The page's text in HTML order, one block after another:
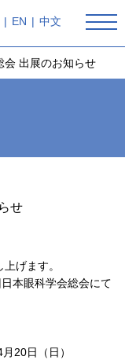
| EN | 中文
会 出展のお知らせ
せ
げます。
本眼科学会総会にて
20日（日）